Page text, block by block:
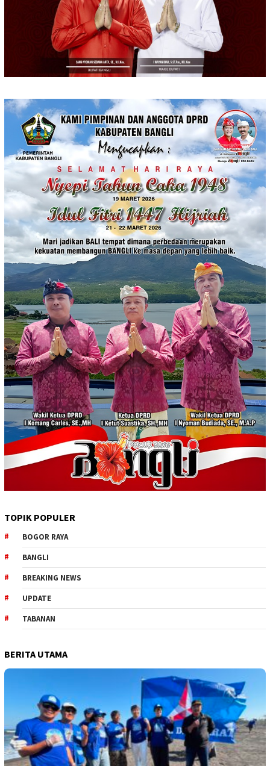
TOPIK POPULER
BOGOR RAYA
BANGLI
BREAKING NEWS
UPDATE
TABANAN
BERITA UTAMA